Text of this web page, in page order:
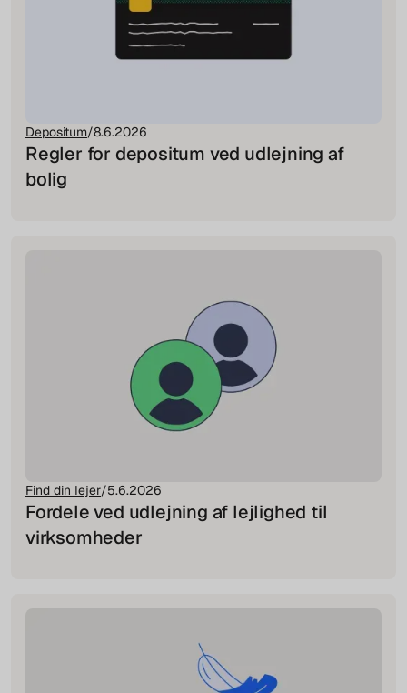
Depositum/8.6.2026
Regler for depositum ved udlejning af
bolig
Find din lejer/5.6.2026
Fordele ved udlejning af lejlighed til
virksomheder